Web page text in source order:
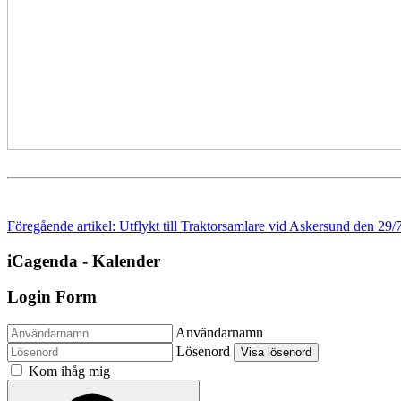
Föregående artikel: Utflykt till Traktorsamlare vid Askersund den
iCagenda - Kalender
Login Form
Användarnamn
Lösenord
Visa lösenord
Kom ihåg mig